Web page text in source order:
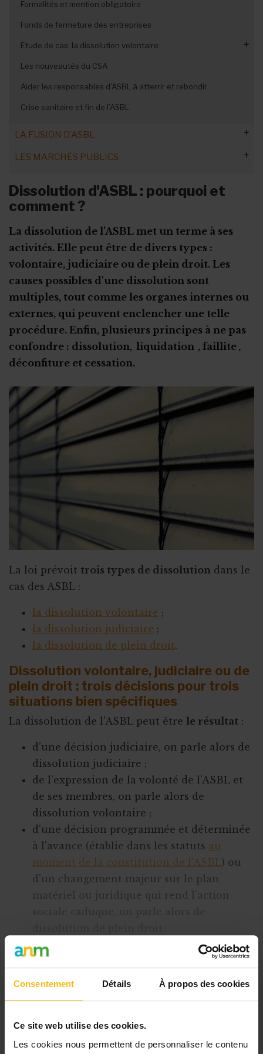
Consentement Détails À propos des cookies
Ce site web utilise des cookies.
Les cookies nous permettent de personnaliser le contenu
Droits des titulaires
Analyse d'impact (AIPD)
Enfance : casier judiciaire
Droit d’auteur : Bizili by Reprobel
Connaissances de gestion de base
Organisations de jeunesse : obligations
Certificat PEB et ASBL
PEB : les obligations des ASBL
Formalités et mention obligatoire
Fonds de fermeture des entreprises
Etude de cas: la dissolution volontaire
Conformité de la procédure
Aspects financiers
L'après-dissolution
Les nouveautés du CSA
Aider les responsables d’ASBL à atterrir et rebondir
Crise sanitaire et fin de l’ASBL
LA FUSION D’ASBL
Les étapes clés de la procédure
Une notion de droit évolutive et plurielle
LES MARCHÉS PUBLICS
Mon ASBL est-elle concernée ?
ASBL, des pouvoirs adjudicateurs
Impact sur les subsides
Marchés publics, une obligation ?
Définition, types et seuils
Trois types de marchés
Les seuils des marchés publics
Les étapes du marché public
La procédure de sélection
Modes de passation et délais
Réponses à un marché : les délais
Report introduction des offres
La publicité des marchés publics
Les documents de référence
Remporter un marché public : conseils
Etude de cas : le conflit d'intérêts
Dissolution d'ASBL : pourquoi et
comment ?
La dissolution de l’ASBL met un terme à ses
activités. Elle peut être de divers types :
volontaire, judiciaire ou de plein droit. Les
causes possibles d'une dissolution sont
multiples, tout comme les organes internes ou
externes, qui peuvent enclencher une telle
procédure. Enfin, plusieurs principes à ne pas
confondre : dissolution, liquidation , faillite ,
déconfiture et cessation.
La loi prévoit trois types de dissolution dans le
cas des ASBL :
la dissolution volontaire ;
la dissolution judiciaire ;
la dissolution de plein droit.
Dissolution volontaire, judiciaire ou de
plein droit : trois décisions pour trois
situations bien spécifiques
La dissolution de l’ASBL peut être le résultat :
d’une décision judiciaire, on parle alors de
dissolution judiciaire ;
de l’expression de la volonté de l’ASBL et
de ses membres, on parle alors de
dissolution volontaire ;
d'une décision programmée et déterminée
à l'avance (établie dans les statuts au
moment de la constitution de l'ASBL) ou
d'un changement majeur sur le plan
matériel ou juridique qui rend l'action
La dissolution judiciaire
que par certaines personnes intéressées limita
Cet article est réservé aux
abonnés